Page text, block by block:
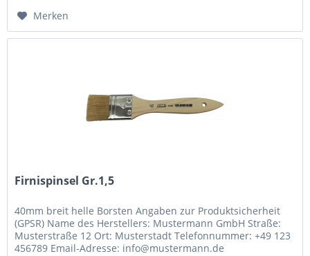
Merken
Firnispinsel Gr.1,5
40mm breit helle Borsten Angaben zur Produktsicherheit
(GPSR) Name des Herstellers: Mustermann GmbH Straße:
Musterstraße 12 Ort: Musterstadt Telefonnummer: +49 123
456789 Email-Adresse: info@mustermann.de